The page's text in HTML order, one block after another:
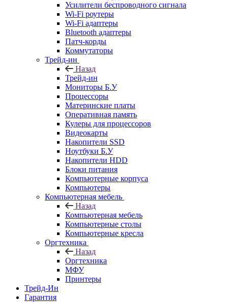
Усилители беспроводного сигнала
Wi-Fi роутеры
Wi-Fi адаптеры
Bluetooth адаптеры
Патч-корды
Коммутаторы
Трейд-ин
Назад
Трейд-ин
Мониторы Б.У
Процессоры
Материнские платы
Оперативная память
Кулеры для процессоров
Видеокарты
Накопители SSD
Ноутбуки Б.У
Накопители HDD
Блоки питания
Компьютерные корпуса
Компьютеры
Компьютерная мебель
Назад
Компьютерная мебель
Компьютерные столы
Компьютерные кресла
Оргтехника
Назад
Оргтехника
МФУ
Принтеры
Трейд-Ин
Гарантия